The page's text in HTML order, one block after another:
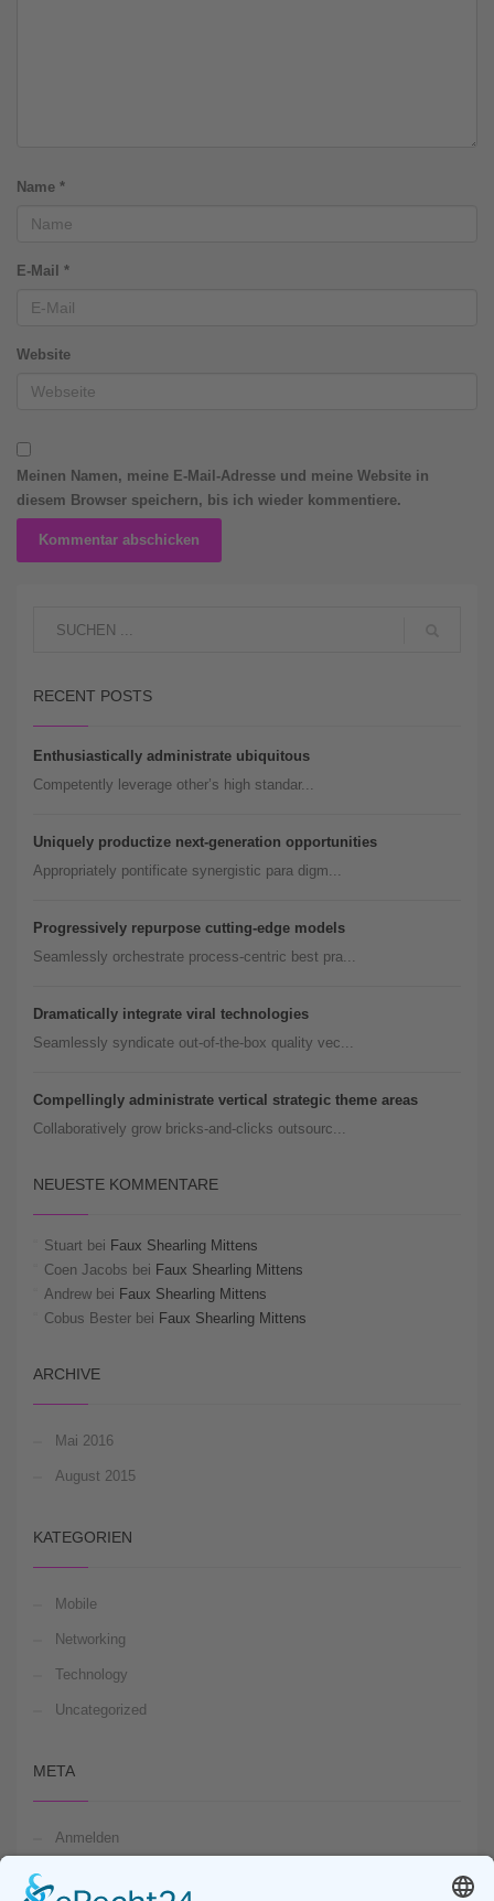
Name *
E-Mail *
Website
Meinen Namen, meine E-Mail-Adresse und meine Website in
diesem Browser speichern, bis ich wieder kommentiere.
RECENT POSTS
Enthusiastically administrate ubiquitous
Competently leverage other’s high standar...
Uniquely productize next-generation opportunities
Appropriately pontificate synergistic para digm...
Progressively repurpose cutting-edge models
Seamlessly orchestrate process-centric best pra...
Dramatically integrate viral technologies
Seamlessly syndicate out-of-the-box quality vec...
Compellingly administrate vertical strategic theme areas
Collaboratively grow bricks-and-clicks outsourc...
NEUESTE KOMMENTARE
Stuart bei Faux Shearling Mittens
Coen Jacobs bei Faux Shearling Mittens
Andrew bei Faux Shearling Mittens
Cobus Bester bei Faux Shearling Mittens
ARCHIVE
Mai 2016
August 2015
KATEGORIEN
Mobile
Networking
Technology
Uncategorized
META
Anmelden